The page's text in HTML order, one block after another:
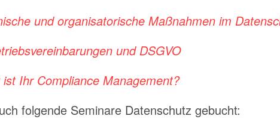
und organisatorische Maßnahmen im
und DSGVO
Ihr Compliance Management?
folgende Seminare Datenschutz gebucht: